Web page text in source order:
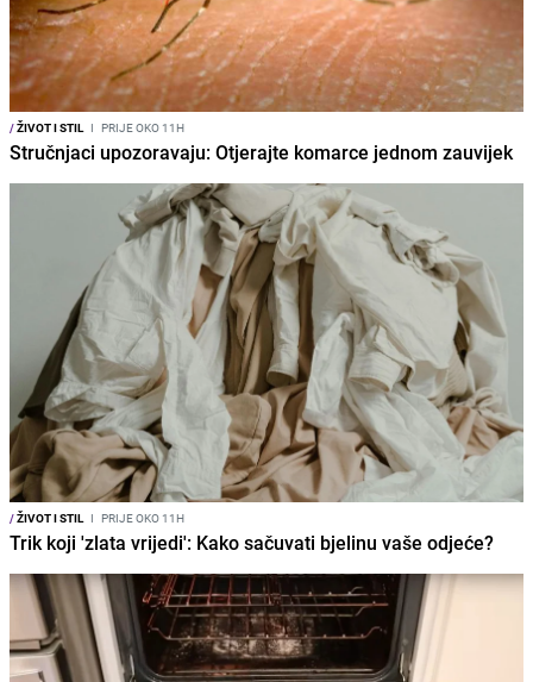
/ŽIVOT I STIL I PRIJE OKO 11H
Stručnjaci upozoravaju: Otjerajte komarce jednom zauvijek
/ŽIVOT I STIL I PRIJE OKO 11H
Trik koji 'zlata vrijedi': Kako sačuvati bjelinu vaše odjeće?